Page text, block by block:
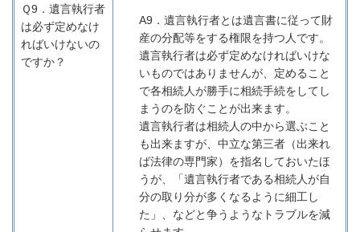
Ｑ9． 遺言執行者
は必ず定めなけ
ればいけないの
ですか？
A9 ．遺言執行者とは遺言書に従って財
産の分配等をする権限を持つ人です。
遺言執行者は必ず定めなければいけな
いものではありませんが、定めること
で各相続人が勝手に相続手続をしてし
まうのを防ぐことが出来ます。
遺言執行者は相続人の中から選ぶこと
も出来ますが、中立な第三者（出来れ
ば法律の専門家）を指名しておいたほ
うが、「遺言執行者である相続人が自
分の取り分が多くなるように細工し
た」、などと争うようなトラブルを減